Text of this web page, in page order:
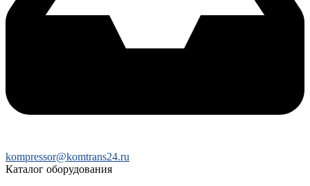
kompressor@komtrans24.ru
Каталог оборудования